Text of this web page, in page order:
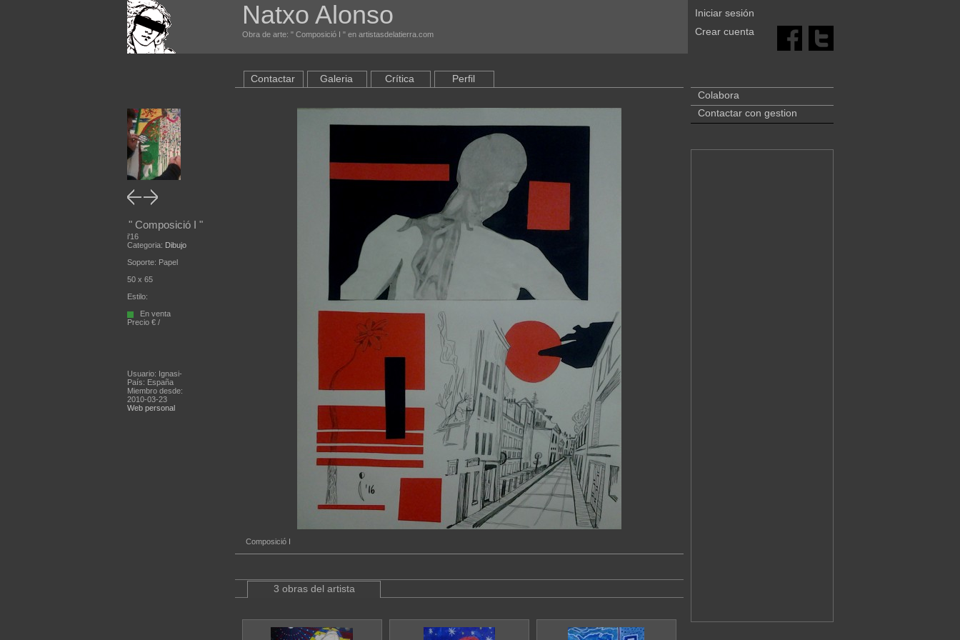
Natxo Alonso
Obra de arte: " Composició I " en artistasdelatierra.com
Iniciar sesión
Crear cuenta
" Composició I "
i'16
Categoria: Dibujo
Soporte: Papel
50 x 65
Estilo:
En venta
Precio € /
Usuario: Ignasi-
País: España
Miembro desde:
2010-03-23
Web personal
Contactar Galeria Crítica Perfil
Composició I
3 obras del artista
Colabora
Contactar con gestion